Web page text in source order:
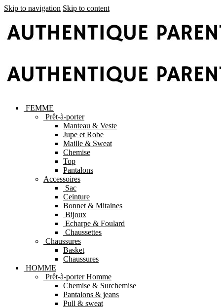
Skip to navigation Skip to content
FEMME
Prêt-à-porter
Manteau & Veste
Jupe et Robe
Maille & Sweat
Chemise
Top
Pantalons
Accessoires
Sac
Ceinture
Bonnet & Mitaines
Bijoux
Echarpe & Foulard
Chaussettes
Chaussures
Basket
Chaussures
HOMME
Prêt-à-porter Homme
Chemise & Surchemise
Pantalons & jeans
Pull & sweat